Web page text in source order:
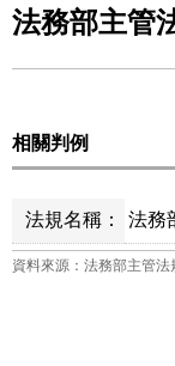
法務部主管
相關判例
法規名稱： 法務
資料來源：法務部主管法